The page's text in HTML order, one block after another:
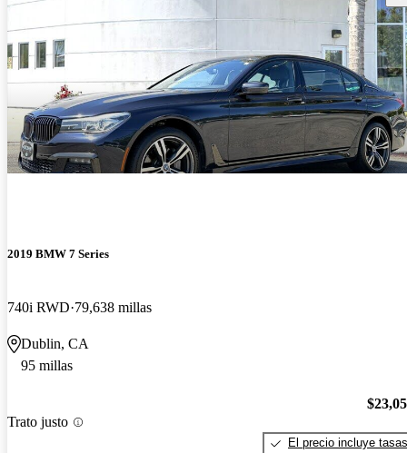
2019 BMW 7 Series
740i RWD 79,638 millas
Dublin, CA
95 millas
Trato justo
El precio incluye tasas